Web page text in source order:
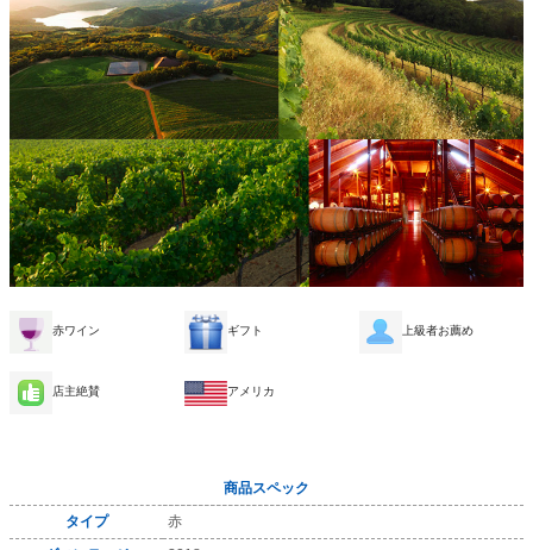
赤ワイン ギフト 上級者お薦め
店主絶賛 アメリカ
商品スペック
タイプ
赤